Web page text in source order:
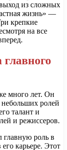
из сложных
жизнь» —
крепкие
на все
много лет. Он
ролей
талант и
и режиссеров.
главную роль в
карьере. Этот